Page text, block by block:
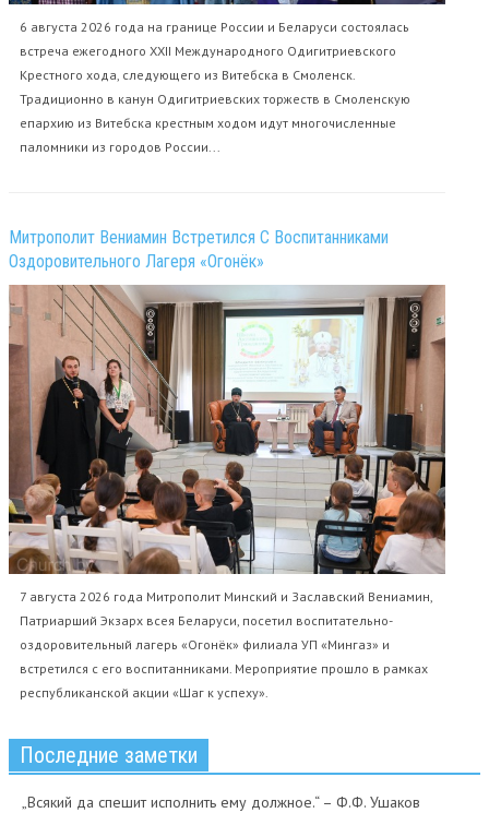
6 августа 2026 года на границе России и Беларуси состоялась
встреча ежегодного XXII Международного Одигитриевского
Крестного хода, следующего из Витебска в Смоленск.
Традиционно в канун Одигитриевских торжеств в Смоленскую
епархию из Витебска крестным ходом идут многочисленные
паломники из городов России...
Митрополит Вениамин Встретился С Воспитанниками
Оздоровительного Лагеря «Огонёк»
7 августа 2026 года Митрополит Минский и Заславский Вениамин,
Патриарший Экзарх всея Беларуси, посетил воспитательно-
оздоровительный лагерь «Огонёк» филиала УП «Мингаз» и
встретился с его воспитанниками. Мероприятие прошло в рамках
республиканской акции «Шаг к успеху».
Последние заметки
„Всякий да спешит исполнить ему должное.“ – Ф.Ф. Ушаков